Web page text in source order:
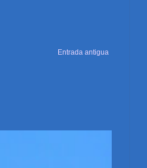
Entrada antigua